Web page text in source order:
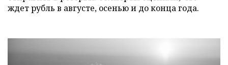
ждет рубль в августе, осенью и до конца года.